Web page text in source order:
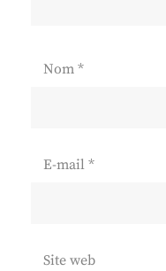
Nom *
E-mail *
Site web